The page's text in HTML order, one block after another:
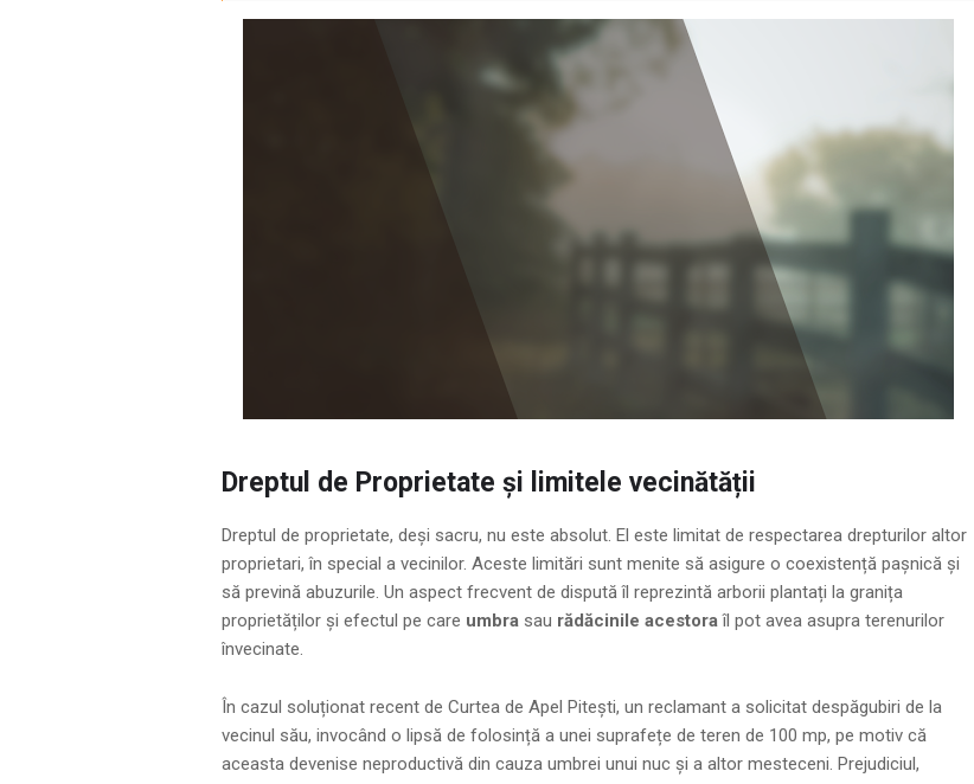
Dreptul de Proprietate și limitele vecinătății
Dreptul de proprietate, deși sacru, nu este absolut. El este limitat de respectarea drepturilor altor
proprietari, în special a vecinilor. Aceste limitări sunt menite să asigure o coexistență pașnică și
să prevină abuzurile. Un aspect frecvent de dispută îl reprezintă arborii plantați la granița
proprietăților și efectul pe care umbra sau rădăcinile acestoraîl pot avea asupra terenurilor
învecinate.
În cazul soluționat recent de Curtea de Apel Pitești, un reclamant a solicitat despăgubiri de la
vecinul său, invocând o lipsă de folosință a unei suprafețe de teren de 100 mp, pe motiv că
aceasta devenise neproductivă din cauza umbrei unui nuc și a altor mesteceni. Prejudiciul,